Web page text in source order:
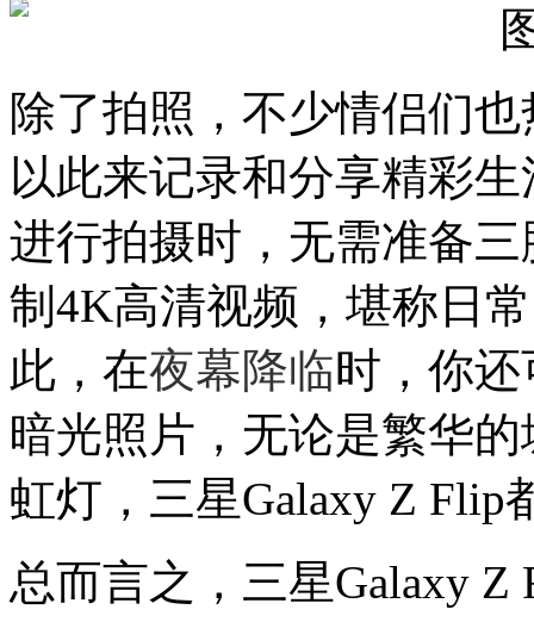
除了拍照 ，不少情侣们也
以此来记录和分享精彩生
进行拍摄时 ， 无需准备
制 4K高清视频 ，堪称日
此 ， 在夜幕降临时， 你还
暗光照片， 无论是繁华的
虹灯 ， 三星Galaxy Z Flip
总而言之 ， 三星Galaxy Z